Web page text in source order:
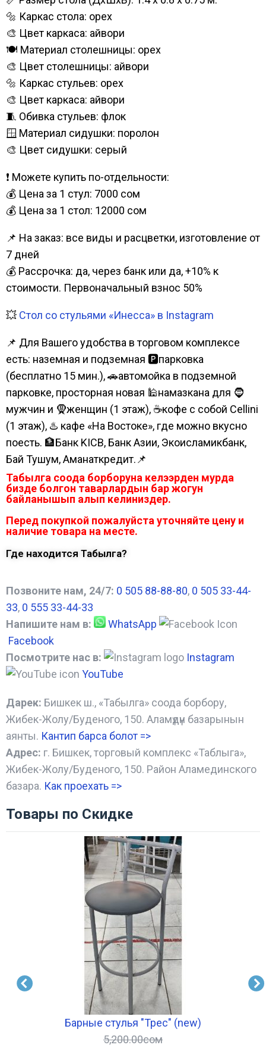
🔩 Каркас стола: орех
🎨 Цвет каркаса: айвори
🍽️ Материал столешницы: орех
🎨 Цвет столешницы: айвори
🔩 Каркас стульев: орех
🎨 Цвет каркаса: айвори
🧵 Обивка стульев: флок
🪟 Материал сидушки: поролон
🎨 Цвет сидушки: серый
❗ Можете купить по-отдельности:
💰 Цена за 1 стул: 7000 сом
💰 Цена за 1 стол: 12000 сом
📌 На заказ: все виды и расцветки, изготовление от
7 дней
💰 Рассрочка: да, через банк или да, +10% к
стоимости. Первоначальный взнос 50%
💥 Стол со стульями «Инесса» в Instagram
📌 Для Вашего удобства в торговом комплексе
есть: наземная и подземная 🅿парковка
(бесплатно 15 мин.), 🚗автомойка в подземной
парковке, просторная новая 🕌намазкана для 🧔
мужчин и 🧕женщин (1 этаж), ☕кофе с собой Cellini
(1 этаж), ♨️ кафе «На Востоке», где можно вкусно
поесть. 🏦Банк KICB, Банк Азии, Экоисламикбанк,
Бай Тушум, Аманаткредит.📌
Табылга соода борборуна келээрден мурда
бизде болгон таварлардын бар жогун
байланышып алып келиниздер.
Перед покупкой пожалуйста уточняйте цену и
наличие товара на месте.
Где находится Табылга?
Позвоните нам, 24/7: 0 505 88-88-80, 0 505 33-44-
33, 0 555 33-44-33
Напишите нам в:
WhatsApp
Facebook
Посмотрите нас в:
Instagram
YouTube
Дарек: Бишкек ш., «Табылга» соода борбору,
Жибек-Жолу/Буденого, 150. Аламүдүн базарынын
аянты. Кантип барса болот =>
Адрес: г. Бишкек, торговый комплекс «Таблыга»,
Жибек-Жолу/Буденого, 150. Район Аламединского
базара. Как проехать =>
Товары по Скидке
Барные стулья "Трес" (new)
5,200.00сом